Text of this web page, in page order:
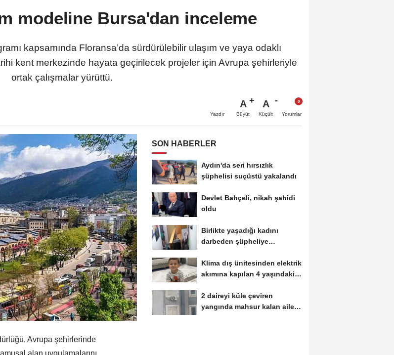
modeline Bursa'dan inceleme
kapsamında Floransa’da sürdürülebilir ulaşım ve yaya odaklı
kent merkezinde hayata geçirilecek projeler için Avrupa şehirleriyle
ortak çalışmalar yürüttü.
Yazdır
A
Büyüt
A
Küçült Yorumlar
Avrupa şehirlerinde
alan uygulamalarını
SON HABERLER
Aydın'da seri hırsızlık
şüphelisi suçüstü yakalandı
Devlet Bahçeli, nikah şahidi
oldu
Birlikte yaşadığı kadını
darbeden şüpheliye
Klima dış ünitesinden elektrik
akımına kapılan 4 yaşındaki
2 daireyi küle çeviren
yangında mahsur kalan aile